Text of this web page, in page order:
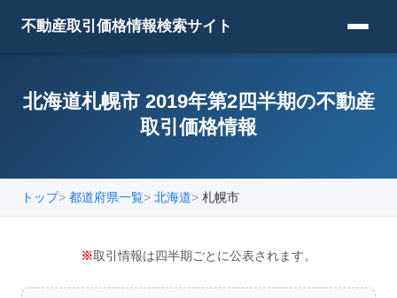
不動産取引価格情報検索サイト
北海道札幌市 2019年第2四半期の不動産
取引価格情報
トップ 都道府県一覧 北海道 札幌市
※取引情報は四半期ごとに公表されます。